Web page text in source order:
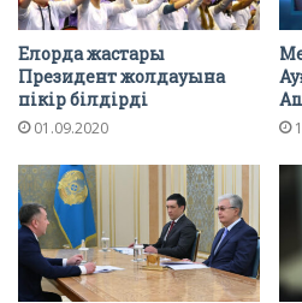
Елорда жастары
Президент жолдауына
пікір білдірді
01.09.2020